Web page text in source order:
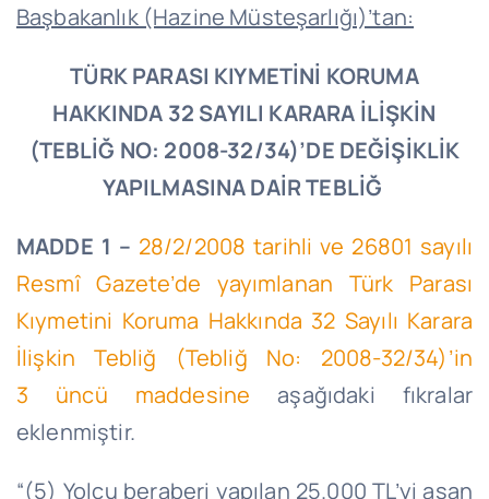
Başbakanlık (Hazine Müsteşarlığı)’tan:
TÜRK PARASI KIYMETİNİ KORUMA
HAKKINDA 32 SAYILI KARARA İLİŞKİN
(TEBLİĞ NO: 2008-32/34)’DE DEĞİŞİKLİK
YAPILMASINA DAİR TEBLİĞ
MADDE 1 – 28/2/2008 tarihli ve 26801 sayılı
Resmî Gazete’de yayımlanan Türk Parası
Kıymetini Koruma Hakkında 32 Sayılı Karara
İlişkin Tebliğ (Tebliğ No: 2008-32/34)’in
3 üncü maddesine aşağıdaki fıkralar
eklenmiştir.
“(5) Yolcu beraberi yapılan 25.000 TL’yi aşan